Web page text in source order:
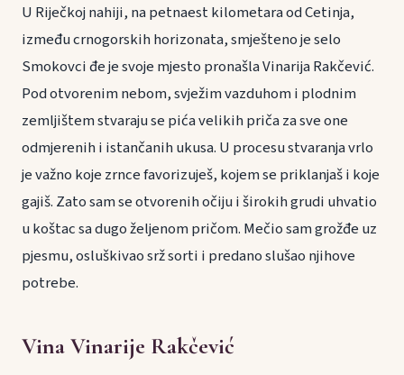
U Riječkoj nahiji, na petnaest kilometara od Cetinja,
između crnogorskih horizonata, smješteno je selo
Smokovci đe je svoje mjesto pronašla Vinarija Rakčević.
Pod otvorenim nebom, svježim vazduhom i plodnim
zemljištem stvaraju se pića velikih priča za sve one
odmjerenih i istančanih ukusa. U procesu stvaranja vrlo
je važno koje zrnce favorizuješ, kojem se priklanjaš i koje
gajiš. Zato sam se otvorenih očiju i širokih grudi uhvatio
u koštac sa dugo željenom pričom. Mečio sam grožđe uz
pjesmu, osluškivao srž sorti i predano slušao njihove
potrebe.
Vina Vinarije Rakčević